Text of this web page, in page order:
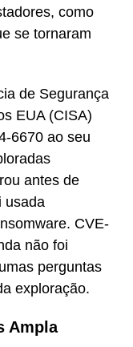
como
se tornaram
de Segurança
EUA (CISA)
6670 ao seu
antes de
usada
CVE-
não foi
perguntas
exploração.
Ampla